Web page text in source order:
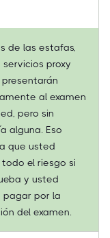
de las estafas,
servicios proxy
al examen
pero sin
alguna. Eso
que usted
el riesgo si
y usted
pagar por la
del examen.